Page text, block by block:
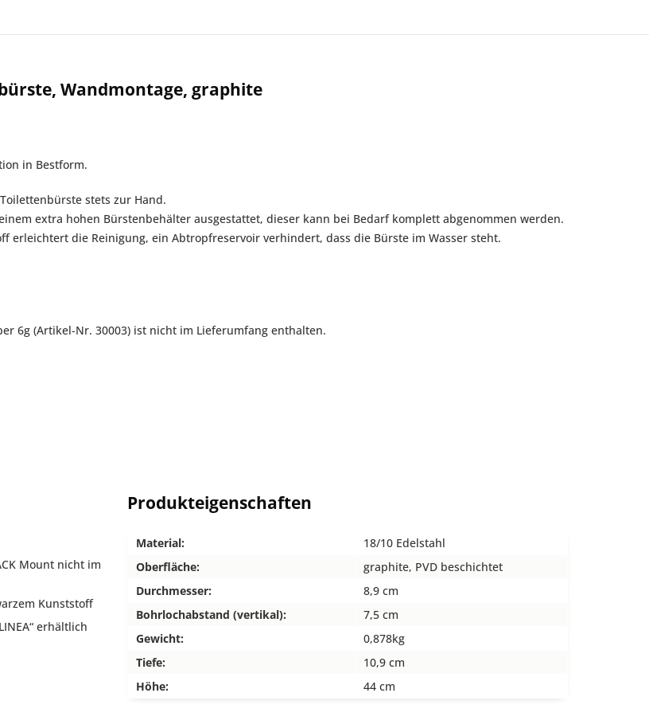
Wandmontage, graphite
in Bestform.
stets zur Hand.
extra hohen Bürstenbehälter ausgestattet, dieser kann bei Bedarf komplett abgenommen werden.
erleichtert die Reinigung, ein Abtropfreservoir verhindert, dass die Bürste im Wasser steht.
6g (Artikel-Nr. 30003) ist nicht im Lieferumfang enthalten.
Mount nicht im
Kunststoff
erhältlich
Produkteigenschaften
Material:
18/10 Edelstahl
Oberfläche:
graphite, PVD beschichtet
Durchmesser:
8,9 cm
Bohrlochabstand (vertikal):
7,5 cm
Gewicht:
0,878kg
Tiefe:
10,9 cm
Höhe:
44 cm